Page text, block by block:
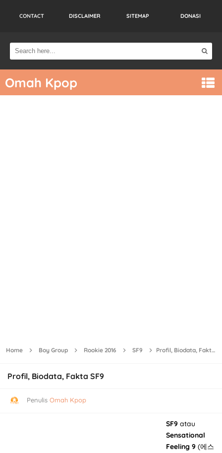
CONTACT DISCLAIMER SITEMAP DONASI
Omah Kpop
Home Boy Group Rookie 2016 SF9 Profil, Biodata, Fakta SF9
Profil, Biodata, Fakta SF9
Penulis Omah Kpop
SF9 atau
Sensational
Feeling 9 (에스